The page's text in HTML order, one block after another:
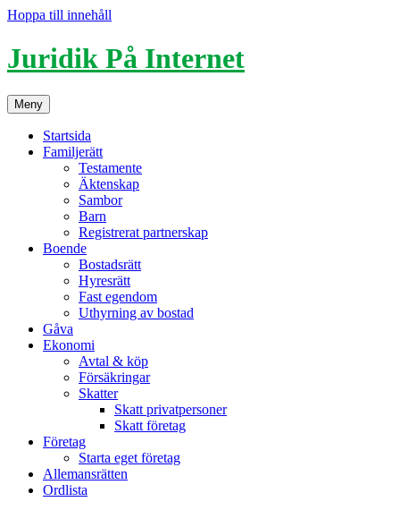
Hoppa till innehåll
Juridik På Internet
Meny
Startsida
Familjerätt
Testamente
Äktenskap
Sambor
Barn
Registrerat partnerskap
Boende
Bostadsrätt
Hyresrätt
Fast egendom
Uthyrning av bostad
Gåva
Ekonomi
Avtal & köp
Försäkringar
Skatter
Skatt privatpersoner
Skatt företag
Företag
Starta eget företag
Allemansrätten
Ordlista